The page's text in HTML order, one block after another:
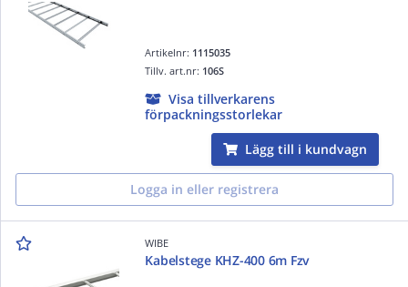
Artikelnr: 1115035
Tillv. art.nr: 106S
Visa tillverkarens
förpackningsstorlekar
Lägg till i kundvagn
Logga in eller registrera
WIBE
Kabelstege KHZ-400 6m Fzv